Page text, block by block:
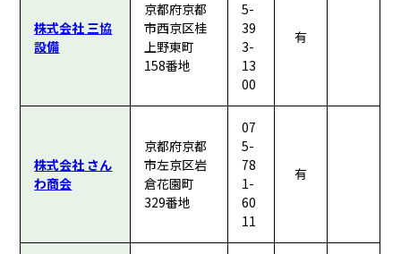
株式会社 三協
設備
京都府京都
市西京区桂
上野東町
158番地
5-
39
3-
13
00
有
株式会社 さん
わ商会
京都府京都
市左京区岩
倉花園町
329番地
07
5-
78
1-
60
11
有